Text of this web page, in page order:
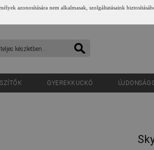
azonosítására nem alkalmasak, szolgáltatásaink
GYEREKKUCKÓ